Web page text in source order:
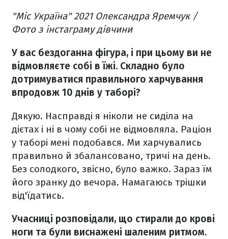
"Міс Україна" 2021 Олександра Яремчук /
Фото з інстаграму дівчини
У вас бездоганна фігура, і при цьому ви не
відмовляєте собі в їжі. Складно було
дотримуватися правильного харчування
впродовж 10 днів у таборі?
Дякую. Насправді я ніколи не сиділа на
дієтах і ні в чому собі не відмовляла. Раціон
у таборі мені подобався. Ми харчувались
правильно й збалансовано, тричі на день.
Без солодкого, звісно, було важко. Зараз їм
його зранку до вечора. Намагаюсь трішки
від'їдатись.
Учасниці розповідали, що стирали до крові
ноги та були виснажені шаленим ритмом.